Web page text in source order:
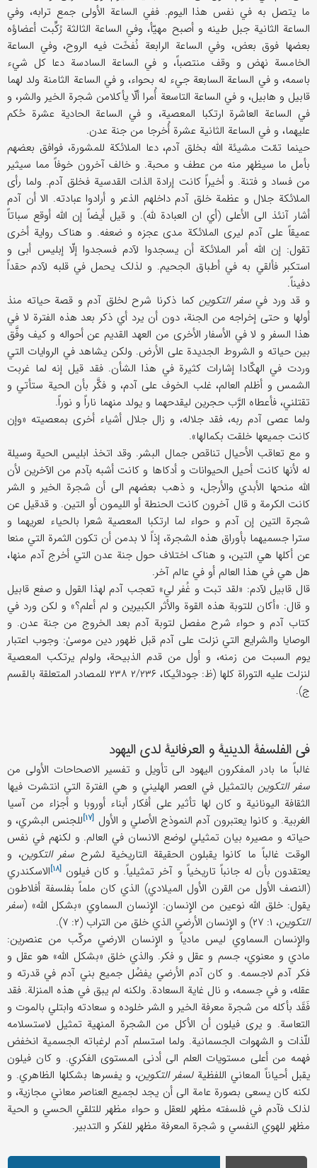
ما یتصل به في نفس هذا الیوم. ففي الساعة الأولی جمع ترابه، وفي
الساعة الثانیة جبل طینه و أصبح مهیّأ، وفي الساعة الثالثة رُکِّبت أعضاؤه
بعضها فوق بعض، وفي الساعة الرابعة نُفخَت فیه الروح، وفي الساعة
الخامسة نهض و وقف منتصباً، و في الساعة السادسة دعا کل شيء
باسمه، و في الساعة السابعة جيء له بحواء، و في الساعة الثامنة ولد لهما
قابیل و هابیل، و في الساعة التاسعة أُمرا ألّا یأکلامن شجرة الخیر والشر، و
في الساعة العاشرة ارتکبا المعصیة، و في الساعة الحادیة عشرة حُکم
علیهما، و في الساعة الثانیة عشرة أُخرجا من جنة عدن.
حینما تمّت مشیئة اللَّه بخلق آدم، دعا الملائکة للمشورة، فوافق بعضهم
بأمل ما سیظهر منه من عطف و محبة. و خالف آخرون خوفاً مما سیثیر
من فساد و فتنة. و أخیراً کانت إرادة الذات القدسیة فخلق آدم. ولما رأی
الملائکة جلال و عظمة خلق آدم داخلهم الذعر و أرادوا عبادته. الا أن آدم
أشار آنئذ الی الأعلی (أي ان العبادة للَّه). و قیل أیضاً إن اللَّه أوقع سباتاً
عمیقاً علی آدم لیری الملائکة مدی عجزه و ضعفه. و هناک روایة أخری
تقول: إن اللَّه أمر الملائکة أن یسجدوا لآدم فسجدوا إلّا إبلیس أبی و
استکبر فألقي به في أطباق الجحیم. و لذلک یحمل في قلبه لآدم حقداً
دفیناً.
و قد ورد في سفر التکوینکما ذکرنا شرح لخلق آدم و قصة حیاته منذ
أولها و حتی إخراجه من الجنة، دون أن یرد أي ذکر بعد هذه الفترة لا في
هذا السفر و لا في الأسفار الأخری من العهد القدیم عن أحواله و کیف وفَّق
بین حیاته و الشروط الجدیدة علی الأرض. ولکن یشاهد في الروایات التي
وردت في الهکّادا إشارات کثیرة في هذا الشأن. فقد قیل إنه لما غربت
الشمس و أظلم العالم، غلب الخوف علی آدم، و فکَّر بأن الحیة ستأتي و
تقتلني، فأعطاه الرَّب حجرین لیقدحهما و یولد منهما ناراً و نوراً.
ولما عصی آدم ربه، فقد جلاله، و زال جلال أشیاء أخری بمعصیته «وإن
کانت جمیعها خلقت بکمالها».
و مع تعاقب الأحیال تناقص جمال البشر. وقد اتخذ ابلیس الحیة وسیلة
له لأنها کانت أحیل الحیوانات و أدکاها و کانت أشبه بآدم من الآخرین لأن
اللَّه منحها الأبدي والأرجل، و ذهب بعضهم الی أن شجرة الخیر و الشر
کانت الکرمة و قال آخرون کانت الحنطة أو اللیمون أو التین. و قدقیل عن
شجرة التین إن آدم و حواء لما ارتکبا المعصیة شعرا بالحیاء لعریهما و
سترا جسمیهما بأوراق هذه الشجرة، إذاً لا بدمن أن تکون الثمرة التي منعا
عن أکلها هي التین، و هناک اختلاف حول جنة عدن التي أخرج آدم منها،
هل هي في هذا العالم أو في عالم آخر.
قال قابیل لآدم: «لقد تبت و غُفر لي» تعجب آدم لهذا القول و صفع قابیل
و قال: «أکان للتوبة هذه القوة والأثر الکبیرین و لم أعلم؟» و لکن ورد في
کتاب آدم و حواء شرح مفصل لتوبة آدم بعد الخروج من جنة عدن. و
الوصایا والشرایع التي نزلت علی آدم قبل ظهور دین موسیٰ: وجوب اعتبار
یوم السبت من زمنه، و أول من قدم الذبیحة، ولولم یرتکب المعصیة
لنزلت علیه التوراة کلها (ظ: جودائیکا، ۲/۲۳۶ ۲۳۸ للمصادر المتعلقة بالقسم
ج).
في الفلسفة‌ الدینیة و العرفانیة لدی الیهود
غالباً ما بادر المفکرون الیهود الی تأویل و تفسیر الاصحاحات الأولی من
سفر التکوینبالتمثیل في العصر الهلیني و هي الفترة التي انتشرت فیها
الثقافة الیونانیة و کان لها تأثیر علی أفکار أبناء أوروبا و أجزاء من آسیا
الغربیة. و کانوا یعتبرون آدم النموذج الأصلي و الأول [۱۷]
للجنس البشري، و
حیاته و مصیره بیان تمثیلي لوضع الانسان في العالم. و لکنهم في نفس
الوقت غالباً ما کانوا یقبلون الحقیقة التاریخیة لشرح سفر التکوین، و
یعتقدون بأن له جانباً تاریخیاً و آخر تمثیلیاً. و کان فیلون [۱۸]
الاسکندري
(النصف الأول من القرن الأول المیلادي) الذي کان ملماً بفلسفة أفلاطون
یقول: خلق اللَّه نوعین من الإِنسان: الإِنسان السماوي «بشکل اللَّه» (سفر
التکوین، ۱: ۲۷) و الإِنسان الأرضي الذي خلق من التراب (۲: ۷).
والإِنسان السماوي لیس مادیاً و الإِنسان الارضي مرکّب من عنصرین:
مادي و معنوي، جسم و عقل و فکر. والذي خلق «بشکل اللَّه» هو عقل و
فکر آدم لاجسمه. و کان آدم الأرضي یفضُل جمیع بني آدم في قدرته و
عقله، و في جسمه، و نال غایة السعادة. ولکنه لم یبق في هذه المنزلة. فقد
فَقَد بأکله من شجرة معرفة الخیر و الشر خلوده و سعادته وابتلي بالموت و
التعاسة. و یری فیلون أن الأکل من الشجرة المنهیة تمثیل لاستسلامه
للّذات و الشهوات الجسمانیة. ولما استسلم آدم لرغباته الجسمیة انخفض
فهمه من أعلی مستویات العلم الی أدنی المستوی الفکري. و کان فیلون
یقبل أحیاناً المعاني اللفظیةلسفر التکوین، و یفسرها بشکلها الظاهري. و
لکنه کان یسعی بصورة عامة الی أن یجد لجمیع العناصر معاني مجازیة، و
لذلک فآدم في فلسفته مظهر للعقل و حواء مظهر للتلقي الحسي و الحیة
مظهر للهوي النفسي و شجرة المعرفة مظهر للفکر و التدبیر.